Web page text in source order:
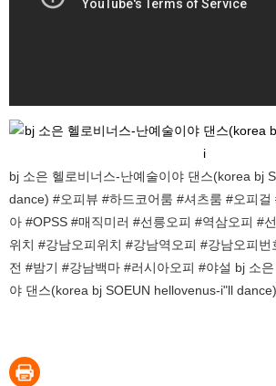
bj 소은 헬로비너스-난예술이야 댄스(korea bj
dance) #오피뷰 #하드코어룸 #셔츠룸 #오피걸
아 #OPSS #매직미러 #선릉오피 #역삼오피 #
위치 #강남오피위치 #강남역오피 #강남오피
전 #밤기 #강남백마 #러시아오피 #야설 bj 소
야 댄스(korea bj SOEUN hellovenus-i"ll